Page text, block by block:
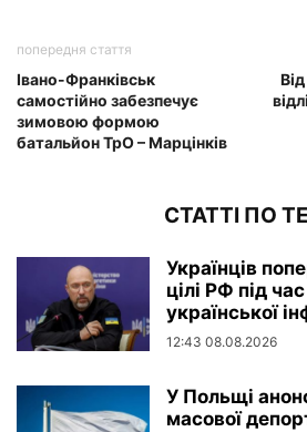
попередня стаття
Івано-Франківськ
самостійно забезпечує
зимовою формою
батальйон ТрО – Марцінків
СТАТТІ ПО
Українців
цілі РФ під
української
12:43 08.08.2026
У Польщі
масової